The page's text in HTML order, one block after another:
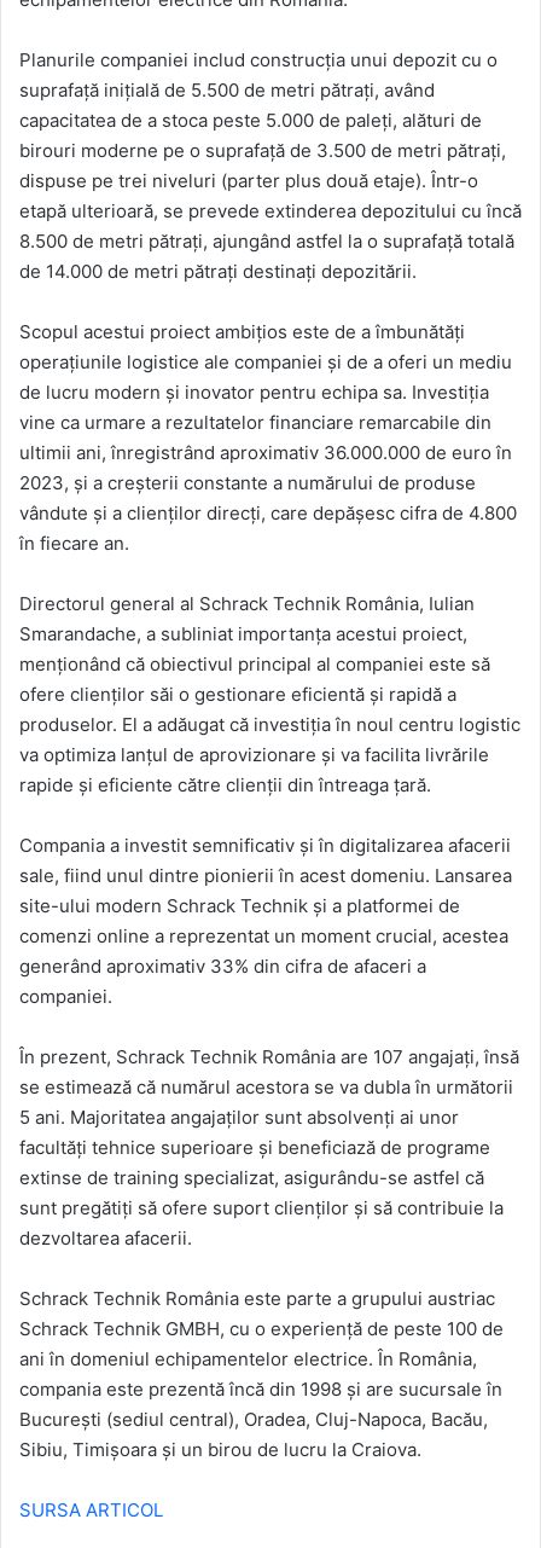
Planurile companiei includ construcția unui depozit cu o
suprafață inițială de 5.500 de metri pătrați, având
capacitatea de a stoca peste 5.000 de paleți, alături de
birouri moderne pe o suprafață de 3.500 de metri pătrați,
dispuse pe trei niveluri (parter plus două etaje). Într-o
etapă ulterioară, se prevede extinderea depozitului cu încă
8.500 de metri pătrați, ajungând astfel la o suprafață totală
de 14.000 de metri pătrați destinați depozitării.
Scopul acestui proiect ambițios este de a îmbunătăți
operațiunile logistice ale companiei și de a oferi un mediu
de lucru modern și inovator pentru echipa sa. Investiția
vine ca urmare a rezultatelor financiare remarcabile din
ultimii ani, înregistrând aproximativ 36.000.000 de euro în
2023, și a creșterii constante a numărului de produse
vândute și a clienților direcți, care depășesc cifra de 4.800
în fiecare an.
Directorul general al Schrack Technik România, Iulian
Smarandache, a subliniat importanța acestui proiect,
menționând că obiectivul principal al companiei este să
ofere clienților săi o gestionare eficientă și rapidă a
produselor. El a adăugat că investiția în noul centru logistic
va optimiza lanțul de aprovizionare și va facilita livrările
rapide și eficiente către clienții din întreaga țară.
Compania a investit semnificativ și în digitalizarea afacerii
sale, fiind unul dintre pionierii în acest domeniu. Lansarea
site-ului modern Schrack Technik și a platformei de
comenzi online a reprezentat un moment crucial, acestea
generând aproximativ 33% din cifra de afaceri a
companiei.
În prezent, Schrack Technik România are 107 angajați, însă
se estimează că numărul acestora se va dubla în următorii
5 ani. Majoritatea angajaților sunt absolvenți ai unor
facultăți tehnice superioare și beneficiază de programe
extinse de training specializat, asigurându-se astfel că
sunt pregătiți să ofere suport clienților și să contribuie la
dezvoltarea afacerii.
Schrack Technik România este parte a grupului austriac
Schrack Technik GMBH, cu o experiență de peste 100 de
ani în domeniul echipamentelor electrice. În România,
compania este prezentă încă din 1998 și are sucursale în
București (sediul central), Oradea, Cluj-Napoca, Bacău,
Sibiu, Timișoara și un birou de lucru la Craiova.
SURSA ARTICOL